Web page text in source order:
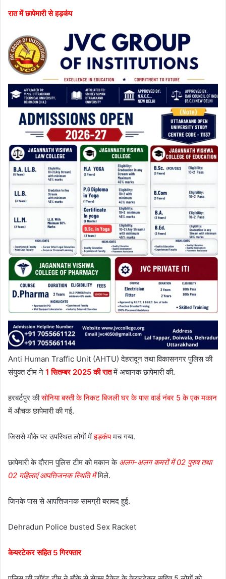
रात में छापेमारी से हड़कंप
Anti Human Traffic Unit (AHTU) देहरादून तथा विकासनगर पुलिस की
संयुक्त टीम ने 1 सितम्बर 2025 की रातमें अचानक छापेमारी की.
हरबर्टपुर कीसोनिया बस्ती के निकट बिजली घर के पास वार्ड नंबर 5 के एक मकान
में औचक छापेमारी की गई.
जिससे मौके पर उपस्थित लोगों मेंहड़कंपमच गया.
छापेमारी के दौरान पुलिस टीम को मकान के अलग-अलग कमरों में 02 पुरुष तथा
02 महिलाएं आपत्तिजनक स्थिति मेंमिले.
जिनके पास से आपत्तिजनक सामग्री बरामद हुई.
Dehradun Police busted Sex Racket
केयरटेकर सहित 5 गिरफ्तार